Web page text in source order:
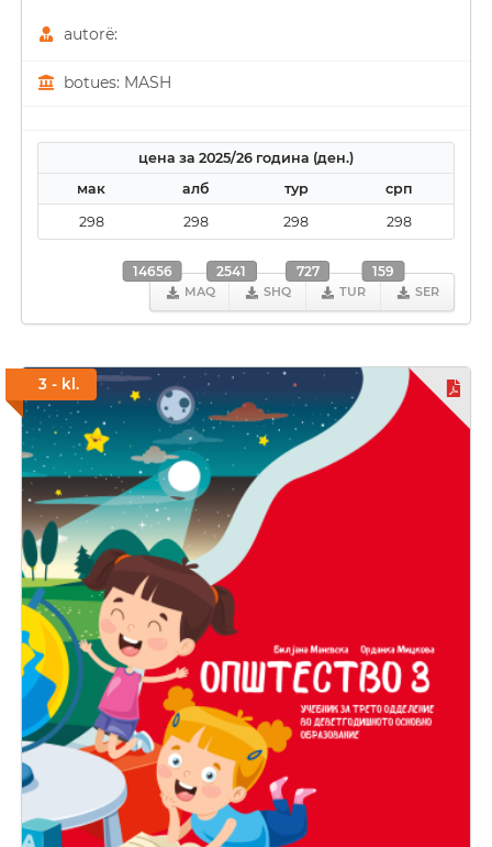
autorë:
botues: MASH
цена за 2025/26 година (ден.)
мак
алб тур
срп
298
298 298 298
MAQ
14656
SHQ
2541
TUR
727
SER
159
3 - kl.